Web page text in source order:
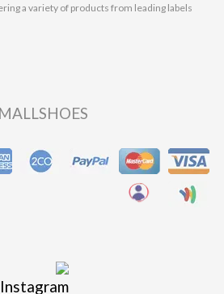
a variety of products from leading labels.
MALLSHOES